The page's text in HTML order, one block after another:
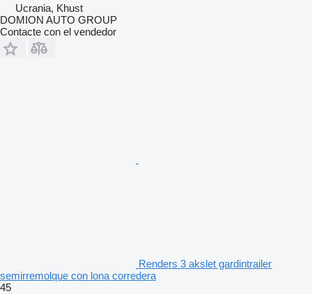
Ucrania, Khust
DOMION AUTO GROUP
Contacte con el vendedor
Renders 3 akslet gardintrailer
semirremolque con lona corredera
45